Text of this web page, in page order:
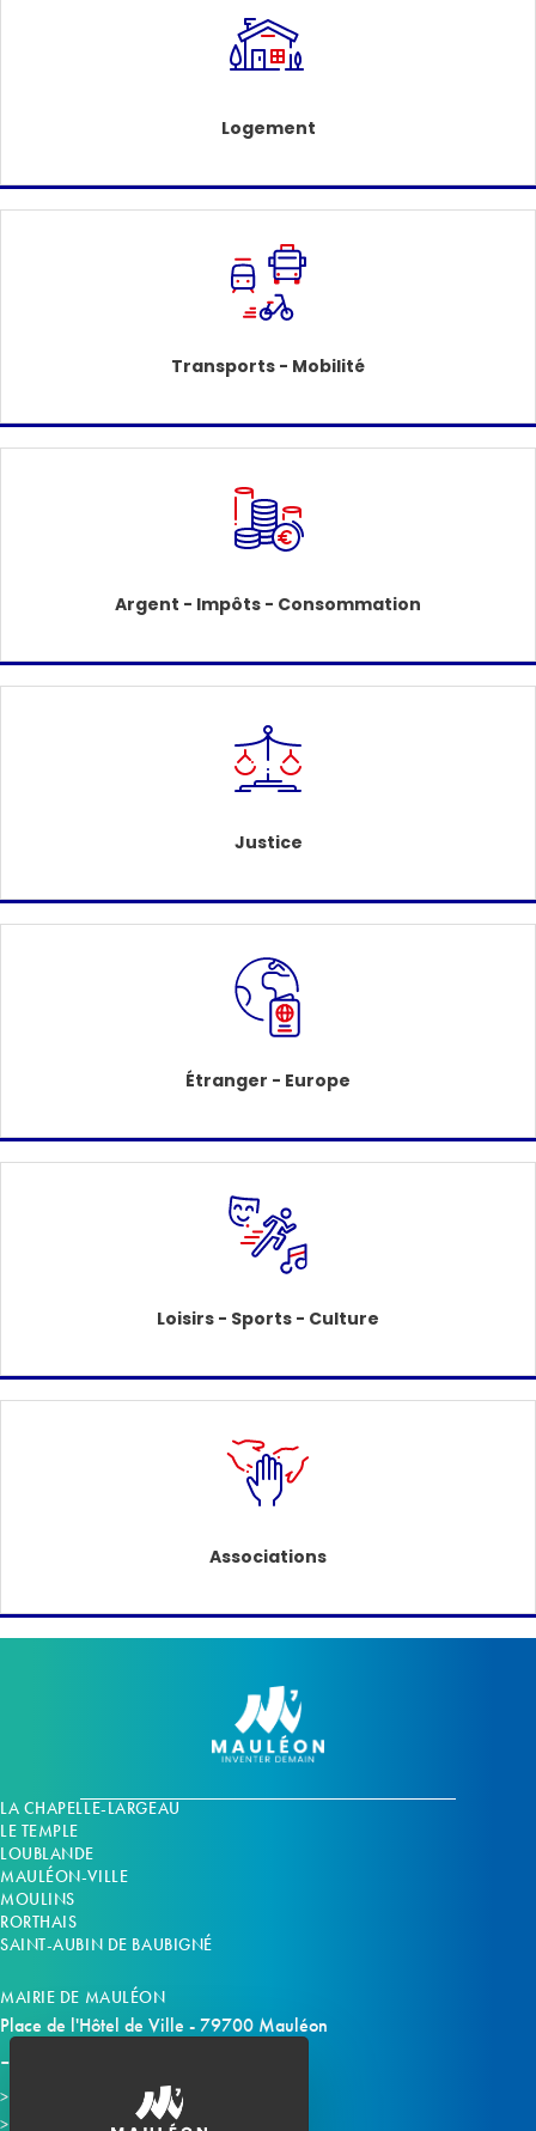
Logement
Transports - Mobilité
Argent - Impôts - Consommation
Justice
Étranger - Europe
Loisirs - Sports - Culture
Associations
LA CHAPELLE-LARGEAU
LE TEMPLE
LOUBLANDE
MAULÉON-VILLE
MOULINS
RORTHAIS
SAINT-AUBIN DE BAUBIGNÉ
MAIRIE DE MAULÉON
Place de l'Hôtel de Ville - 79700 Mauléon
Horaires d'ouverture
Contacter la mairie